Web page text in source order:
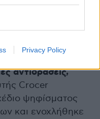
Privacy Policy
και άλλοι
απόψεις από
αντιδράσεις,
Crocer
ψηφίσματος
και ενοχλήθηκε